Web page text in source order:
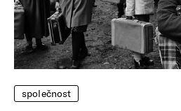
společnost